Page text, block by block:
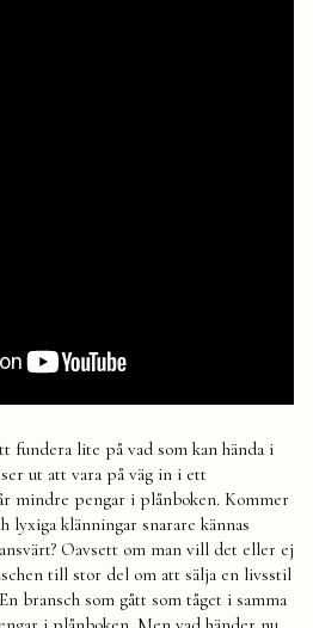
fundera lite på vad som kan hända i
ut att vara på väg in i ett
mindre pengar i plånboken. Kommer
lyxiga klänningar snarare kännas
Oavsett om man vill det eller ej
till stor del om att sälja en livsstil
bransch som gått som tåget i samma